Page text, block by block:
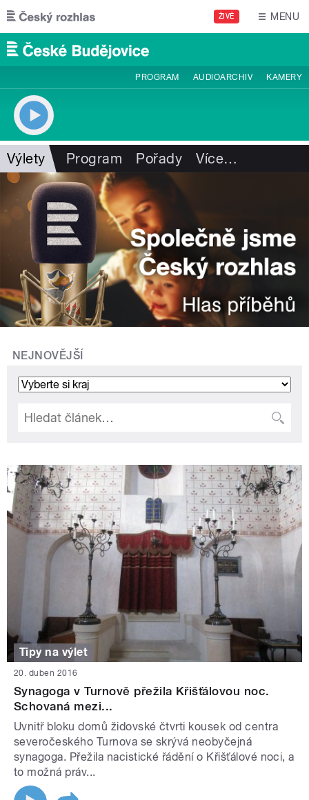
Přejít k hlavnímu obsahu
ŽIVĚ MENU
PROGRAM AUDIOARCHIV KAMERY
Výlety Program Pořady Více…
NEJNOVĚJŠÍ
Tipy na výlet
20. duben 2016
Synagoga v Turnově přežila Křišťálovou noc.
Schovaná mezi...
Uvnitř bloku domů židovské čtvrti kousek od centra
severočeského Turnova se skrývá neobyčejná
synagoga. Přežila nacistické řádění o Křišťálové noci, a
to možná práv...